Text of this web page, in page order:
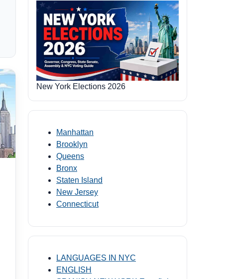
New York Elections 2026
Manhattan
Brooklyn
Queens
Bronx
Staten Island
New Jersey
Connecticut
LANGUAGES IN NYC
ENGLISH